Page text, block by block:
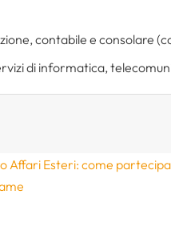
contabile e consolare
di informatica,
Affari Esteri: come